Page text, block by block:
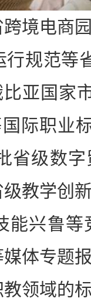
境电商
行规范等
比亚国家
际职业
省级数
教学创
能兴鲁
体专题
领域的